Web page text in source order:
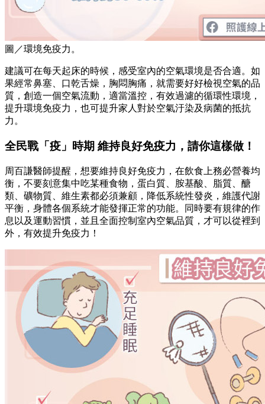
圖／環境免疫力。
建議可在每天起床的時候，感受室內的空氣環境是否合適。如
果經常鼻塞、口乾舌燥，胸悶胸痛，就需要好好檢視空氣的品
質，創造一個空氣流動，適當溫控，有效過濾的循環性環境，
提升環境免疫力，也可提升家人對於空氣汙染及病菌的抵抗
力。
全民戰「疫」時期 維持良好免疫力，請你這樣做！
周百謙醫師提醒，想要維持良好免疫力，在飲食上務必營養均
衡，不要刻意集中吃某種食物，蛋白質、胺基酸、脂質、醣
類、礦物質、維生素都必須兼顧，降低系統性發炎，維護代謝
平衡，身體各個系統才能發揮正常的功能。同時要有規律的作
息以及運動習慣，並且全面控制室內空氣品質，才可以從裡到
外，有效提升免疫力！